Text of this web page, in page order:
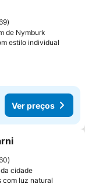
favoritos
de Nymburk
estilo individual
Ver preços
favoritos
cidade
com luz natural